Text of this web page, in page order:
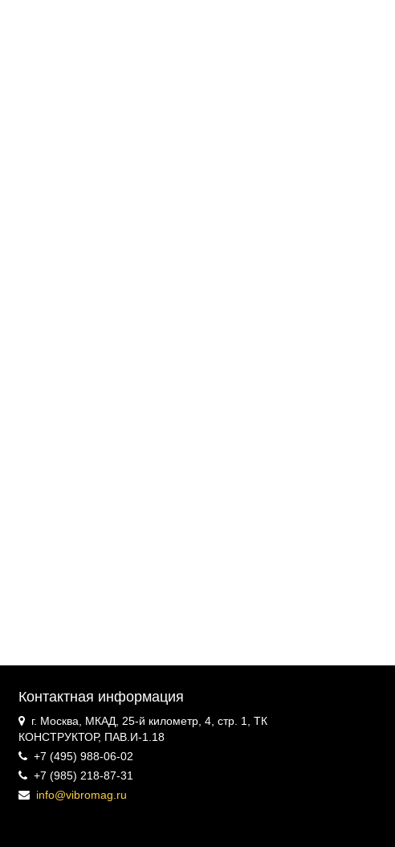
Контактная информация
г. Москва, МКАД, 25-й километр, 4, стр. 1, ТК
КОНСТРУКТОР, ПАВ.И-1.18
+7 (495) 988-06-02
+7 (985) 218-87-31
info@vibromag.ru